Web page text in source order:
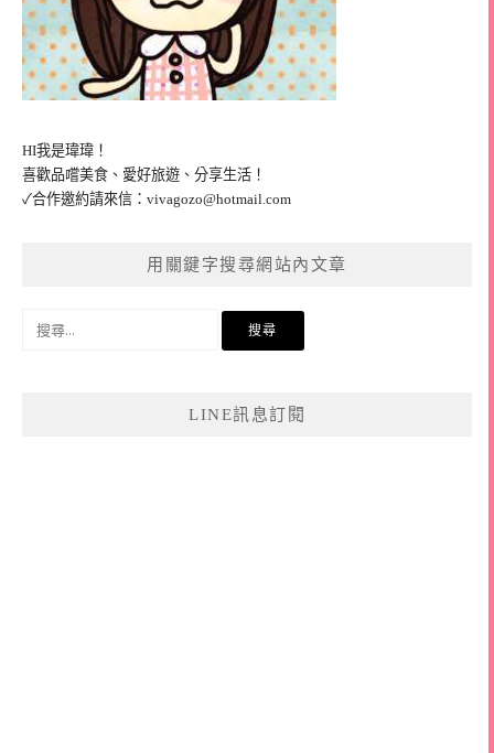
HI我是瑋瑋！
喜歡品嚐美食、愛好旅遊、分享生活！
✓合作邀約請來信： vivagozo@hotmail.com
用關鍵字搜尋網站內文章
LINE訊息訂閱